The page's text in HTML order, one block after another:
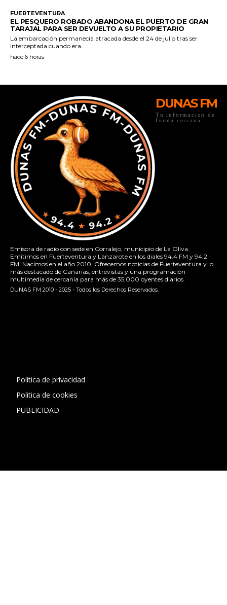
DUNAS FM
Tu informacion de
forma cercana
Emisora de radio con sede en Corralejo, municipio de La Oliva.
Emitimos en Fuerteventura y Lanzarote en los diales 94.4 FM y 94.2
FM. Nacimos en el año 2010. Ofrecemos noticias de Fuerteventura y lo
más destacado de Canarias, entrevistas y una programación
multimedia de cercanía para más de 35.000 oyentes diarios.
DUNAS FM 2010 - 2025 - Todos los Derechos Reservados.
Política de privacidad
Politica de cookies
PUBLICIDAD